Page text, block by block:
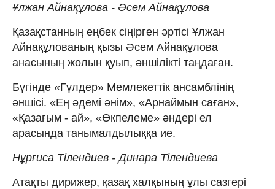
Ұлжан Айнақұлова - Әсем Айнақұлова
Қазақстанның еңбек сіңірген әртісі Ұлжан
Айнақұлованың қызы Әсем Айнақұлова
анасының жолын қуып, әншілікті таңдаған.
Бүгінде «Гүлдер» Мемлекеттік ансамблінің
әншісі. «Ең әдемі әнім», «Арнаймын саған»,
«Қазағым - ай», «Өкпелеме» әндері ел
арасында танымалдылыққа ие.
Нұрғиса Тілендиев - Динара Тілендиева
Атақты дирижер, қазақ халқының ұлы сазгері